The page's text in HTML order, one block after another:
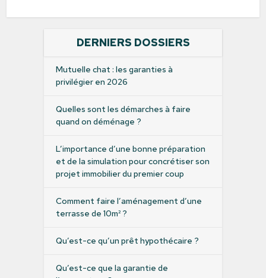
DERNIERS DOSSIERS
Mutuelle chat : les garanties à
privilégier en 2026
Quelles sont les démarches à faire
quand on déménage ?
L’importance d’une bonne préparation
et de la simulation pour concrétiser son
projet immobilier du premier coup
Comment faire l’aménagement d’une
terrasse de 10m² ?
Qu’est-ce qu’un prêt hypothécaire ?
Qu’est-ce que la garantie de